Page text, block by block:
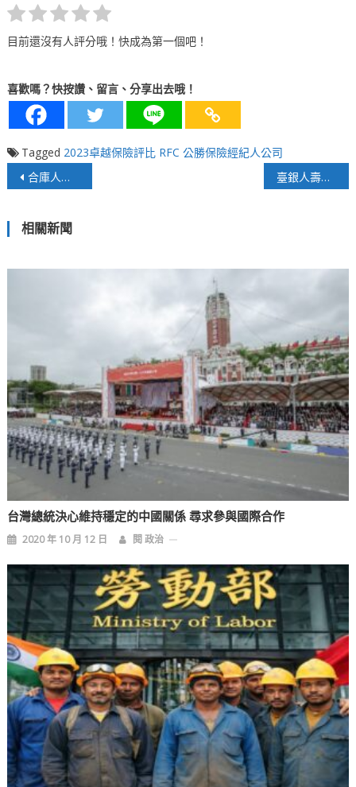
目前還沒有人評分哦！快成為第一個吧！
喜歡嗎？快按讚、留言、分享出去哦！
Tagged 2023卓越保險評比 RFC 公勝保險經紀人公司
文
導
覽
合庫人壽獲獎連連 以永續經營為願景 臺銀人壽秉持誠信經營 不斷穩健前行
相關新聞
台灣總統決心維持穩定的中國關係 尋求參與國際合作
2020 年 10 月 12 日 閱 政治